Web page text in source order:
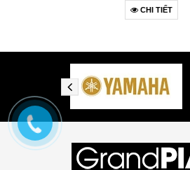
CHI TIẾT